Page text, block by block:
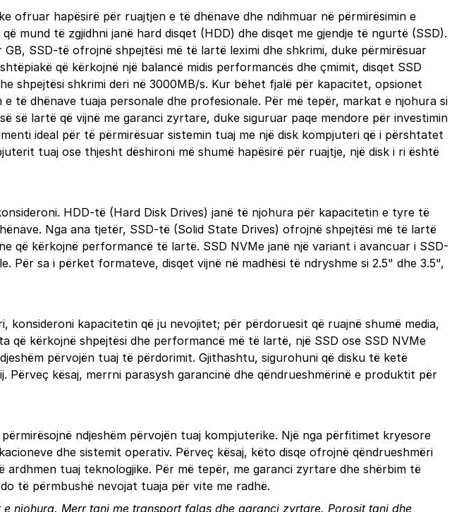
ofruar hapësirë për ruajtjen e të dhënave dhe ndihmuar në përmirësimin e
mund të zgjidhni janë hard disqet (HDD) dhe disqet me gjendje të ngurtë (SSD).
SSD-të ofrojnë shpejtësi më të lartë leximi dhe shkrimi, duke përmirësuar
që kërkojnë një balancë midis performancës dhe çmimit, disqet SSD
shpejtësi shkrimi deri në 3000MB/s. Kur bëhet fjalë për kapacitet, opsionet
të dhënave tuaja personale dhe profesionale. Për më tepër, markat e njohura si
së lartë që vijnë me garanci zyrtare, duke siguruar paqe mendore për investimin
ideal për të përmirësuar sistemin tuaj me një disk kompjuteri që i përshtatet
tuaj ose thjesht dëshironi më shumë hapësirë për ruajtje, një disk i ri është
HDD-të (Hard Disk Drives) janë të njohura për kapacitetin e tyre të
Nga ana tjetër, SSD-të (Solid State Drives) ofrojnë shpejtësi më të lartë
që kërkojnë performancë të lartë. SSD NVMe janë një variant i avancuar i SSD-
sa i përket formateve, disqet vijnë në madhësi të ndryshme si 2.5" dhe 3.5",
kapacitetin që ju nevojitet; për përdoruesit që ruajnë shumë media,
që kërkojnë shpejtësi dhe performancë më të lartë, një SSD ose SSD NVMe
përvojën tuaj të përdorimit. Gjithashtu, sigurohuni që disku të ketë
kësaj, merrni parasysh garancinë dhe qëndrueshmërinë e produktit për
ndjeshëm përvojën tuaj kompjuterike. Një nga përfitimet kryesore
dhe sistemit operativ. Përveç kësaj, këto disqe ofrojnë qëndrueshmëri
tuaj teknologjike. Për më tepër, me garanci zyrtare dhe shërbim të
të përmbushë nevojat tuaja për vite me radhë.
njohura. Merr tani me transport falas dhe garanci zyrtare. Porosit tani dhe